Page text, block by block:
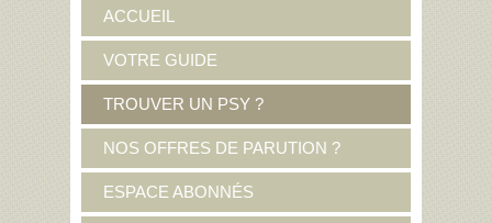
ACCUEIL
VOTRE GUIDE
TROUVER UN PSY ?
NOS OFFRES DE PARUTION ?
ESPACE ABONNÉS